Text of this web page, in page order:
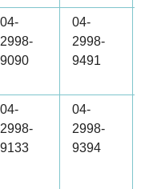
04-
2998-
9090
04-
2998-
9491
04-
2998-
9133
04-
2998-
9394